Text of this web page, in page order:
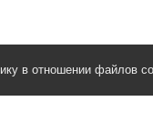
в отношении файлов